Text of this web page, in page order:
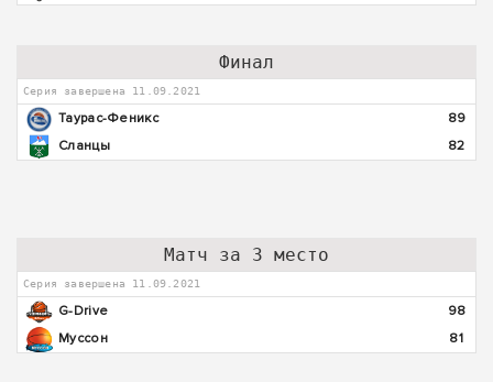
Финал
Серия завершена 11.09.2021
Таурас-Феникс
89
Сланцы
82
Матч за 3 место
Серия завершена 11.09.2021
G-Drive
98
Муссон
81